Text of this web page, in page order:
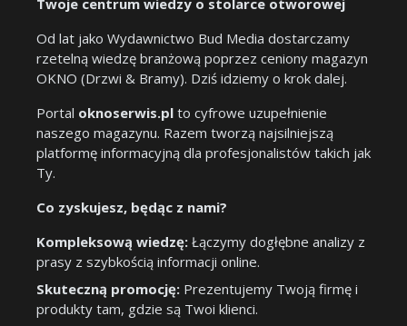
Twoje centrum wiedzy o stolarce otworowej
Od lat jako Wydawnictwo Bud Media dostarczamy
rzetelną wiedzę branżową poprzez ceniony magazyn
OKNO (Drzwi & Bramy). Dziś idziemy o krok dalej.
Portal oknoserwis.pl to cyfrowe uzupełnienie
naszego magazynu. Razem tworzą najsilniejszą
platformę informacyjną dla profesjonalistów takich jak
Ty.
Co zyskujesz, będąc z nami?
Kompleksową wiedzę: Łączymy dogłębne analizy z
prasy z szybkością informacji online.
Skuteczną promocję: Prezentujemy Twoją firmę i
produkty tam, gdzie są Twoi klienci.